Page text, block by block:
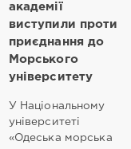
академії
виступили проти
приєднання до
Морського
університету
У Національному
університеті
«Одеська морська